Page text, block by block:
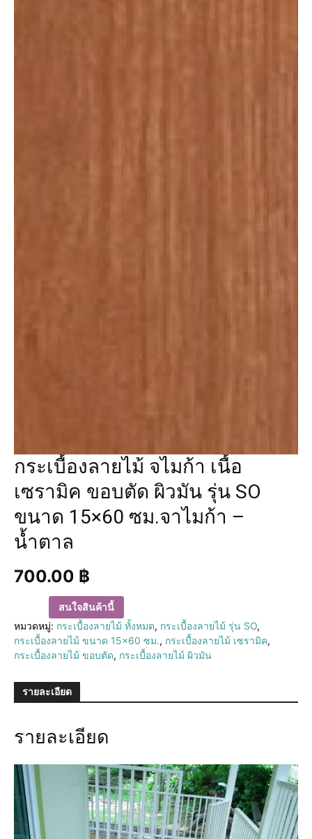
กระเบื้องลายไม้ จไมก้า เนื้อ
เซรามิค ขอบตัด ผิวมัน รุ่น SO
ขนาด 15×60 ซม.จาไมก้า –
น้ำตาล
700.00 ฿
สนใจสินค้านี้
หมวดหมู่: กระเบื้องลายไม้ ทั้งหมด, กระเบื้องลายไม้ รุ่น SO,
กระเบื้องลายไม้ ขนาด 15×60 ซม., กระเบื้องลายไม้ เซรามิค,
กระเบื้องลายไม้ ขอบตัด, กระเบื้องลายไม้ ผิวมัน
รายละเอียด
รายละเอียด